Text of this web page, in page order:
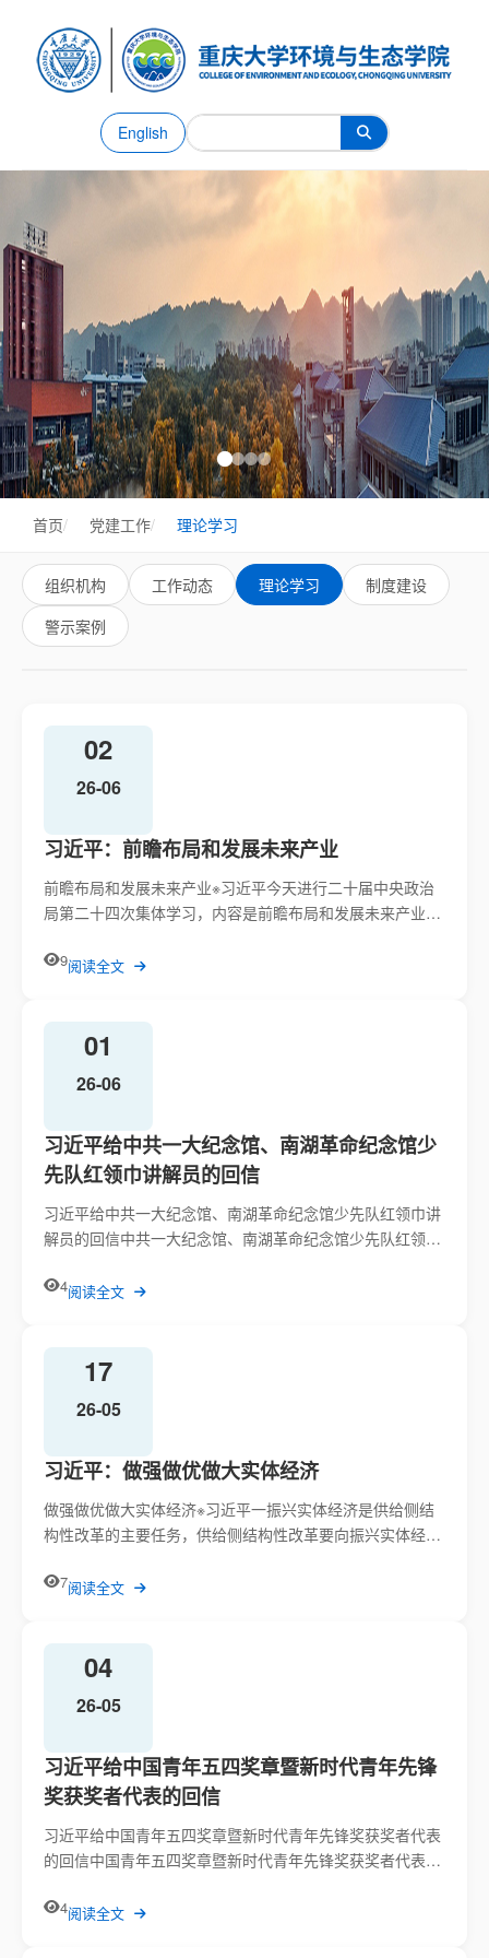
English
首页/ 党建工作/ 理论学习
组织机构 工作动态 理论学习 制度建设
警示案例
02
26-06
习近平：前瞻布局和发展未来产业
​前瞻布局和发展未来产业※习近平今天进行二十届中央政治
局第二十四次集体学习，内容是前瞻布局和发展未来产业，
9阅读全文
01
26-06
习近平给中共一大纪念馆、南湖革命纪念馆少
先队红领巾讲解员的回信
习近平给中共一大纪念馆、南湖革命纪念馆少先队红领巾讲
解员的回信中共一大纪念馆、南湖革命纪念馆少先队红领巾
4阅读全文
17
26-05
习近平：做强做优做大实体经济
做强做优做大实体经济※习近平一振兴实体经济是供给侧结
构性改革的主要任务，供给侧结构性改革要向振兴实体经济
7阅读全文
04
26-05
习近平给中国青年五四奖章暨新时代青年先锋
奖获奖者代表的回信
习近平给中国青年五四奖章暨新时代青年先锋奖获奖者代表
的回信中国青年五四奖章暨新时代青年先锋奖获奖者代表：
4阅读全文